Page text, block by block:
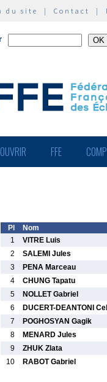
du site | Contact |
FFE
Pl Nom
1
VITRE Luis
2
SALEMI Jules
3
PENA Marceau
4
CHUNG Tapatu
5
NOLLET Gabriel
6
DUCERT-DEANTONI
7
POGHOSYAN Gagik
8
MENARD Jules
9
ZHUK Zlata
10
RABOT Gabriel